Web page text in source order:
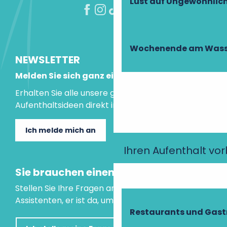
Wochenende am
Ihren Aufenthalt
Restaurants und
NEWSLETTER
Melden Sie sich ganz einfach an!
Erhalten Sie alle unsere guten Tipps und
Aufenthaltsideen direkt in Ihre Mailbox.
Ich melde mich an
Sie brauchen einen Rat?
Stellen Sie Ihre Fragen an unseren virtuellen
Assistenten, er ist da, um Ihnen zu helfen.